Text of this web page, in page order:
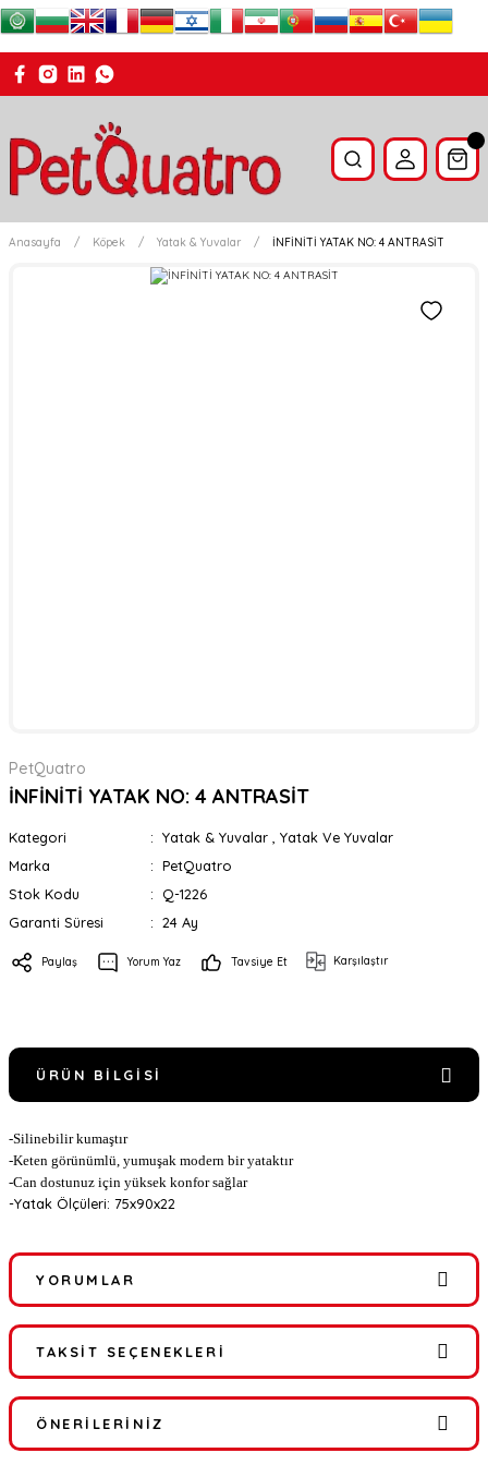
Anasayfa Köpek Yatak & Yuvalar İNFİNİTİ YATAK NO: 4 ANTRASİT
PetQuatro
İNFİNİTİ YATAK NO: 4 ANTRASİT
Kategori Yatak & Yuvalar
Yatak Ve Yuvalar
Marka
PetQuatro
Stok Kodu
Q-1226
Garanti Süresi
24 Ay
Paylaş Yorum Yaz Tavsiye Et Karşılaştır
ÜRÜN BILGISI
-Silinebilir kumaştır
-Keten görünümlü, yumuşak modern bir yataktır
-Can dostunuz için yüksek konfor sağlar
-Yatak Ölçüleri: 75x90x22
YORUMLAR
Bu ürüne ilk yorumu siz yapın!
TAKSIT SEÇENEKLERI
ÖNERILERINIZ